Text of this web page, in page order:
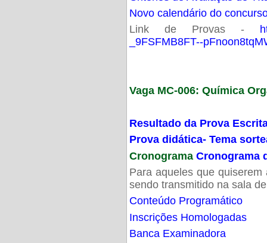
Novo calendário do
Link de Provas -
_9FSFMB8FT--
Vaga MC-006: Química
Resultado da Prova
Prova didática- Tema
Cronograma Cronograma
Para aqueles que
sendo transmitido na sala
Conteúdo Programático
Inscrições Homologadas
Banca Examinadora